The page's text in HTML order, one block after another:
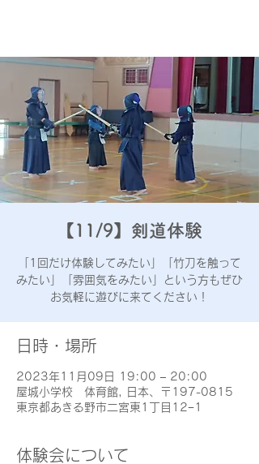
【11/9】剣道体験
「1回だけ体験してみたい」「竹刀を触って
みたい」「雰囲気をみたい」という方もぜひ
お気軽に遊びに来てください！
日時・場所
2023年11月09日 19:00 – 20:00
屋城小学校 体育館, 日本、〒197-0815
東京都あきる野市二宮東1丁目12−1
体験会について